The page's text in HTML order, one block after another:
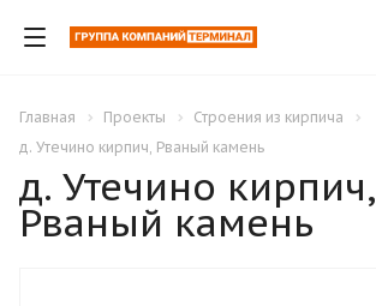
Главная Проекты
Строения из кирпича
д. Утечино кирпич, Рваный камень
д. Утечино кирпич,
Рваный камень